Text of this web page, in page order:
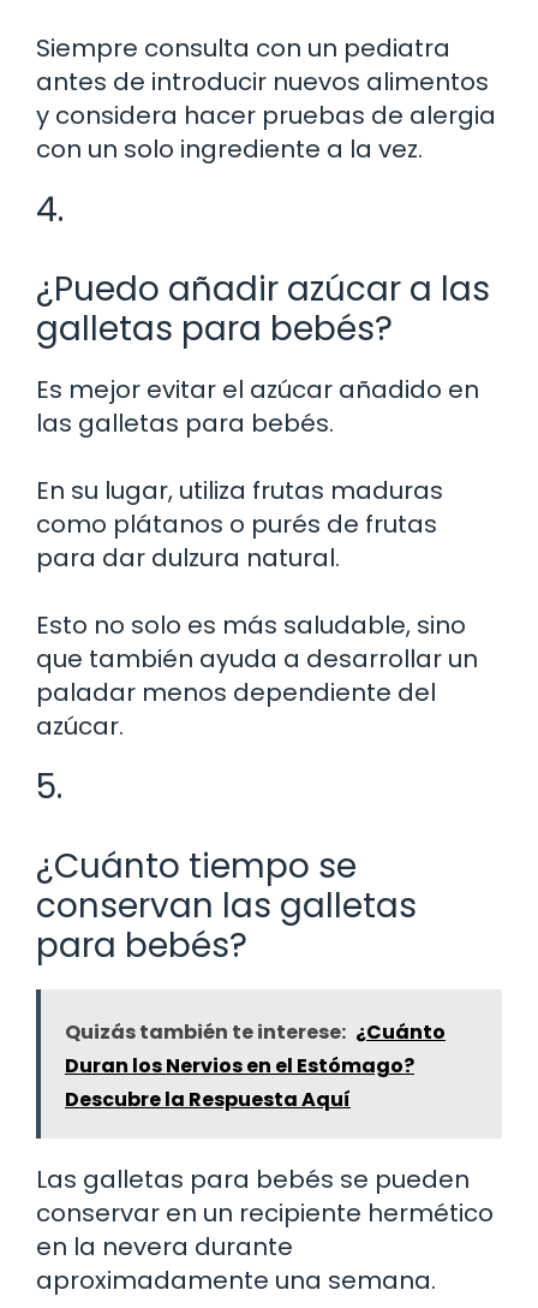
Siempre consulta con un pediatra
antes de introducir nuevos alimentos
y considera hacer pruebas de alergia
con un solo ingrediente a la vez.
4.
¿Puedo añadir azúcar a las
galletas para bebés?
Es mejor evitar el azúcar añadido en
las galletas para bebés.
En su lugar, utiliza frutas maduras
como plátanos o purés de frutas
para dar dulzura natural.
Esto no solo es más saludable, sino
que también ayuda a desarrollar un
paladar menos dependiente del
azúcar.
5.
¿Cuánto tiempo se
conservan las galletas
para bebés?
Quizás también te interese: ¿Cuánto
Duran los Nervios en el Estómago?
Descubre la Respuesta Aquí
Las galletas para bebés se pueden
conservar en un recipiente hermético
en la nevera durante
aproximadamente una semana.